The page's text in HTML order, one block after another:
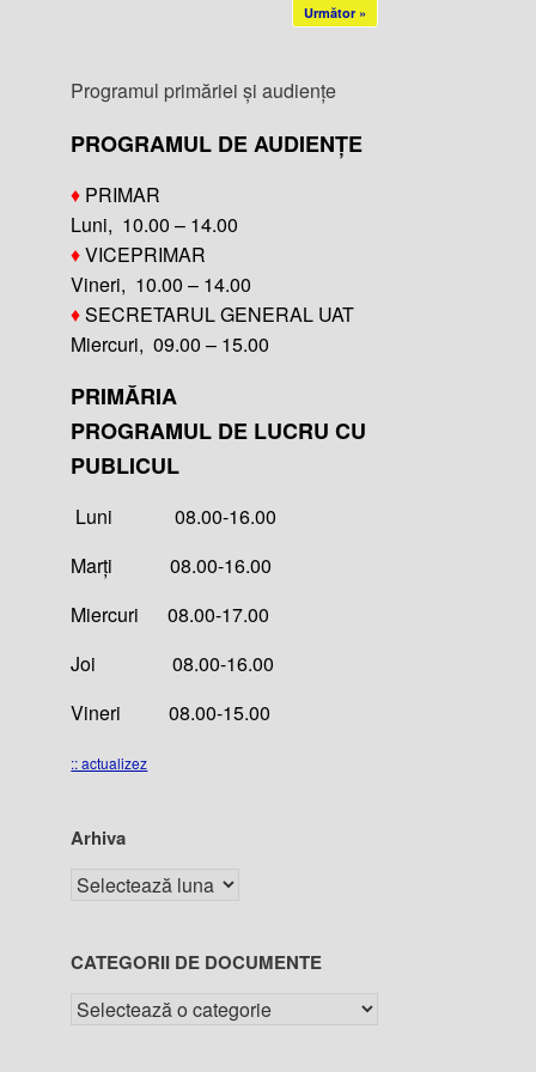
Următor »
Programul primăriei și audiențe
PROGRAMUL DE AUDIENȚE
♦ PRIMAR
Luni, 10.00 – 14.00
♦VICEPRIMAR
Vineri, 10.00 – 14.00
♦SECRETARUL GENERAL UAT
Miercuri, 09.00 – 15.00
PRIMĂRIA
PROGRAMUL DE LUCRU CU
PUBLICUL
Luni 08.00-16.00
Marți 08.00-16.00
Miercuri 08.00-17.00
Joi 08.00-16.00
Vineri 08.00-15.00
:: actualizez
Arhiva
CATEGORII DE DOCUMENTE